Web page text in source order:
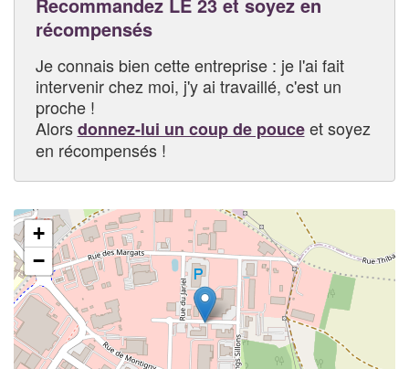
récompensés
Je connais bien cette entreprise : je l'ai fait
intervenir chez moi, j'y ai travaillé, c'est un
proche !
Alorsdonnez-lui un coup de pouceet soyez
en récompensés !
+
−